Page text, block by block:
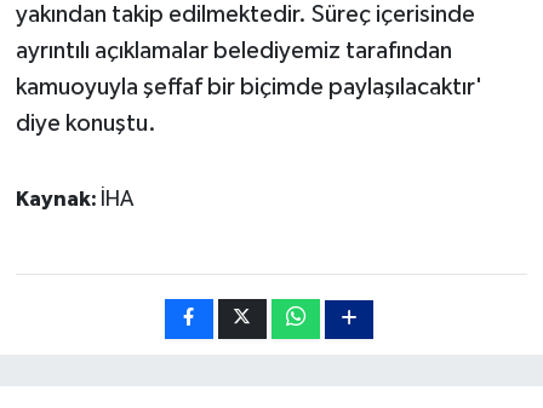
yakından takip edilmektedir. Süreç içerisinde
ayrıntılı açıklamalar belediyemiz tarafından
kamuoyuyla şeffaf bir biçimde paylaşılacaktır'
diye konuştu.
Kaynak: İHA